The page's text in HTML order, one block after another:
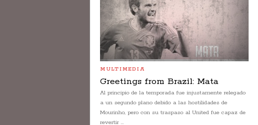
MULTIMEDIA
Greetings from Brazil: Mata
Al principio de la temporada fue injustamente relegado
a un segundo plano debido a las hostilidades de
Mourinho, pero con su traspaso al United fue capaz de
revertir ...